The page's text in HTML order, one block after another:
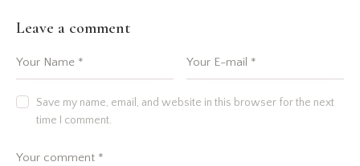
Leave a comment
Save my name, email, and website in this browser for the next
time I comment.